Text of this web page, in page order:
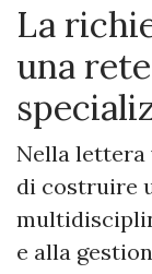
La
una
Nella lettera
di costruire
e alla